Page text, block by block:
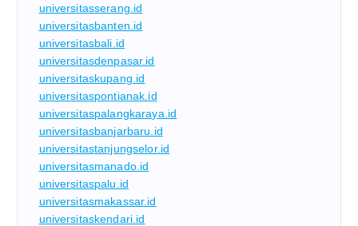
universitasserang.id
universitasbanten.id
universitasbali.id
universitasdenpasar.id
universitaskupang.id
universitaspontianak.id
universitaspalangkaraya.id
universitasbanjarbaru.id
universitastanjungselor.id
universitasmanado.id
universitaspalu.id
universitasmakassar.id
universitaskendari.id